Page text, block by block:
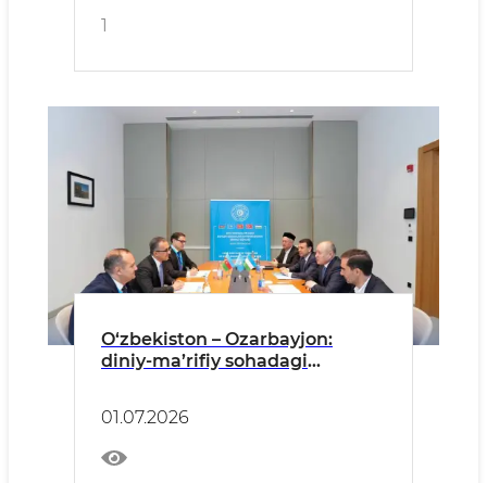
1
O‘zbekiston – Ozarbayjon:
diniy-ma’rifiy sohadagi
muhokamasi
01.07.2026